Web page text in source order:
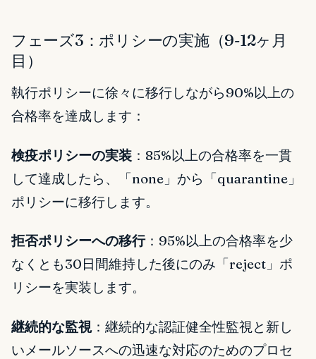
フェーズ3：ポリシーの実施（9-12ヶ月
目）
執行ポリシーに徐々に移行しながら90%以上の
合格率を達成します：
検疫ポリシーの実装 ：85%以上の合格率を一貫
して達成したら、「none」から「quarantine」
ポリシーに移行します。
拒否ポリシーへの移行：95%以上の合格率を少
なくとも30日間維持した後にのみ「reject」ポ
リシーを実装します。
継続的な監視：継続的な認証健全性監視と新し
いメールソースへの迅速な対応のためのプロセ